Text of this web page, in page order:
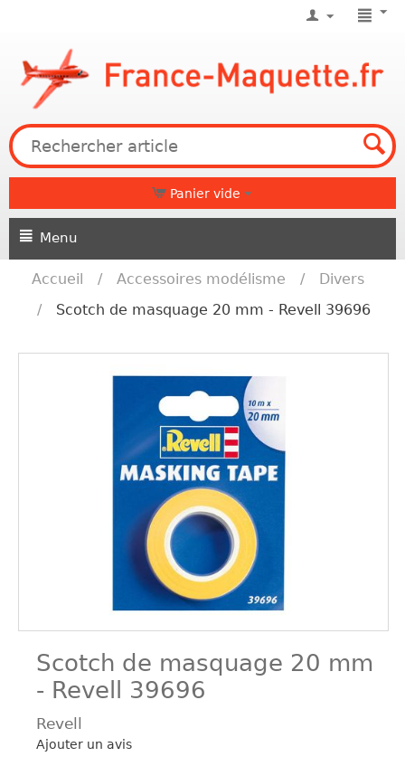
Panier vide
Menu
Accueil / Accessoires modélisme /
Divers
/
Scotch de masquage 20 mm - Revell 39696
Scotch de masquage 20 mm
- Revell 39696
Revell
Ajouter un avis